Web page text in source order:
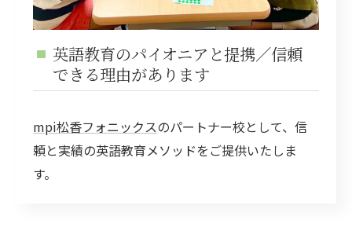
英語教育のパイオニアと提携／信頼
できる理由があります
mpi松香フォニックスのパートナー校として、信
頼と実績の英語教育メソッドをご提供いたしま
す。